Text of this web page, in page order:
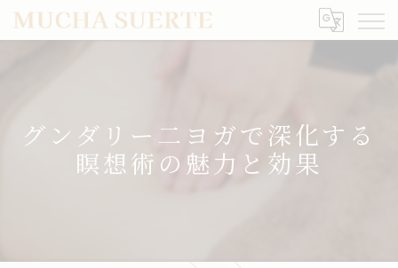
グンダリー二ヨガで深化する
瞑想術の魅力と効果